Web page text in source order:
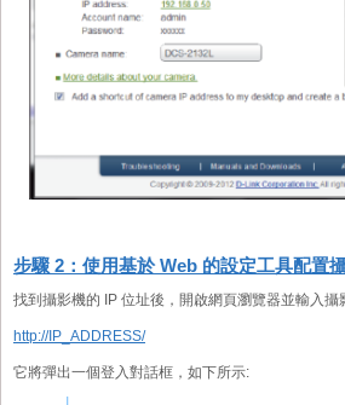
步驟 2：使用基於 Web 的設定工具配置
找到攝影機的 IP 位址後，開啟網頁瀏覽器並輸入攝
http://IP_ADDRESS/
它將彈出一個登入對話框，如下所示: